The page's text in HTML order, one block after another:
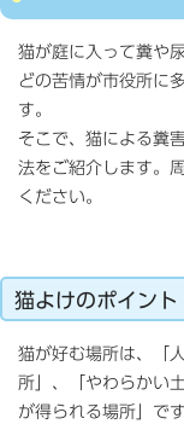
猫が庭に入って糞や
どの苦情が市役所に
す
そこで、猫による糞
法をご紹介します。
ください。
猫よけのポイント
猫が好む場所は、「
所」、「やわらかい
が得られる場所」です